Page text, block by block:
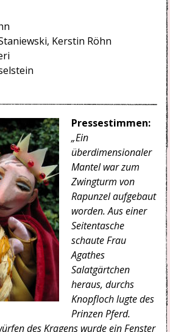
Kerstin Röhn
Pressestimmen:
„Ein
überdimensionaler
Mantel war zum
Zwingturm von
Rapunzel aufgebaut
worden. Aus einer
Seitentasche
schaute Frau
Agathes
Salatgärtchen
heraus, durchs
Knopfloch lugte des
Prinzen Pferd.
des Kragens wurde ein Fenster